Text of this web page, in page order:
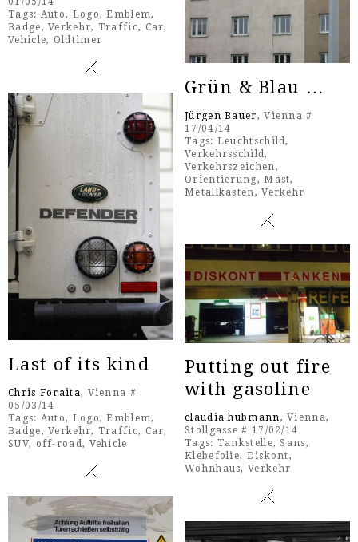
Tags: Auto, Logo,Emblem,
Badge,Verkehr, Traffic, Car,
Vehicle, Oldtimer
Grün & Blau …
Jürgen Bauer, Vienna #
17/04/14
Tags: Leuchtschild,
Verkehrsschild,
Verkehrszeichen,
Orientierung,Mast,
Metallkasten,Verkehr
Last of its kind
Chris Foraita, Vienna #
05/03/14
Tags: Auto, Logo,Emblem,
Badge,Verkehr, Traffic, Car,
SUV, off-road , Vehicle
Putting out fire
with gasoline
claudia hubmann, Vienna,
Stollgasse # 17/02/14
Tags: Tankstelle,Sans,
Klebefolie, Diskont,
Wohnhaus,Verkehr